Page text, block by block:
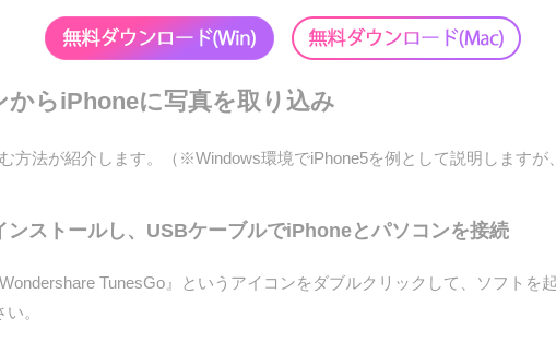
からiPhoneに写真を取り込み
方法が紹介します。（※Windows環境でiPhone5を例として説明しますが
ンストールし、USBケーブルでiPhoneとパソコンを接続
TunesGo』というアイコンをダブルクリックして、ソフトを
。